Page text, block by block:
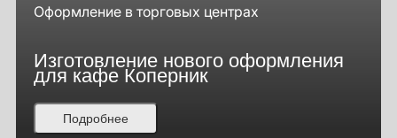
Оформление в торговых центрах
Изготовление нового оформления
для кафе Коперник
Подробнее